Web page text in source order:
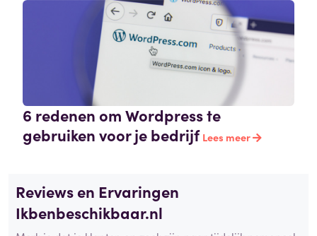
6 redenen om Wordpress te
gebruiken voor je bedrijf Lees meer
Reviews en Ervaringen
Ikbenbeschikbaar.nl